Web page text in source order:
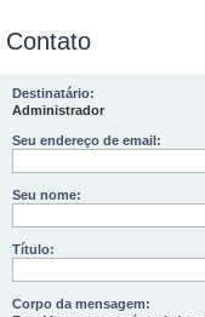
Contato
Destinatário:
Administrador
Seu endereço de email:
Seu nome:
Título:
Corpo da mensagem: